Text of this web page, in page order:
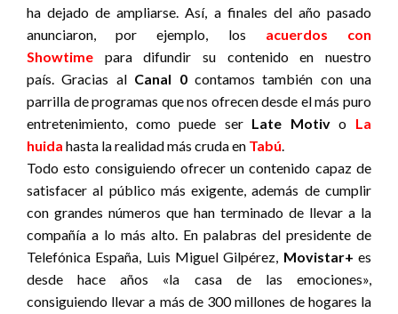
ha dejado de ampliarse. Así, a finales del año pasado
anunciaron, por ejemplo, los acuerdos con
Showtime
para difundir su contenido en nuestro
país. Gracias al Canal 0contamos también con una
parrilla de programas que nos ofrecen desde el más puro
entretenimiento, como puede serLate Motivo La
huida hasta la realidad más cruda en Tabú.
Todo esto consiguiendo ofrecer un contenido capaz de
satisfacer al público más exigente, además de cumplir
con grandes números que han terminado de llevar a la
compañía a lo más alto. En palabras del presidente de
Telefónica España, Luis Miguel Gilpérez, Movistar+ es
desde hace años «la casa de las emociones»,
consiguiendo llevar a más de 300 millones de hogares la